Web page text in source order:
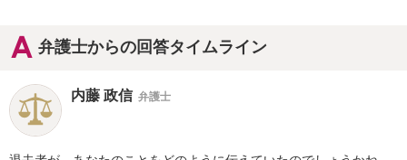
弁護士からの回答タイムライン
内藤 政信 弁護士